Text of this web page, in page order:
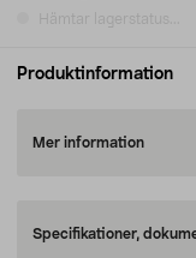
Hämtar lagerstatus...
Produktinformation
Mer information
Specifikationer,